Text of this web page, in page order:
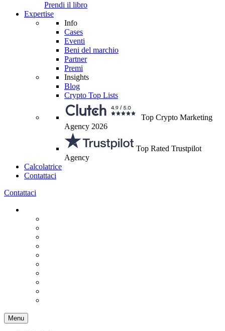
Prendi il libro
Expertise
Info
Cases
Eventi
Beni del marchio
Partner
Premi
Insights
Blog
Crypto Top Lists
Top Crypto Marketing
Agency 2026
Top Rated Trustpilot
Agency
Calcolatrice
Contattaci
Contattaci
Menu